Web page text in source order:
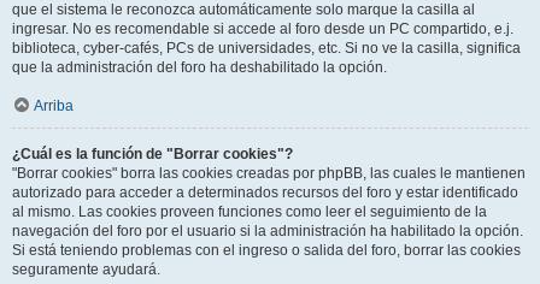
que el sistema le reconozca automáticamente solo marque la casilla al
ingresar. No es recomendable si accede al foro desde un PC compartido, e.j.
biblioteca, cyber-cafés, PCs de universidades, etc. Si no ve la casilla, significa
que la administración del foro ha deshabilitado la opción.
Arriba
¿Cuál es la función de "Borrar cookies"?
"Borrar cookies" borra las cookies creadas por phpBB, las cuales le mantienen
autorizado para acceder a determinados recursos del foro y estar identificado
al mismo. Las cookies proveen funciones como leer el seguimiento de la
navegación del foro por el usuario si la administración ha habilitado la opción.
Si está teniendo problemas con el ingreso o salida del foro, borrar las cookies
seguramente ayudará.